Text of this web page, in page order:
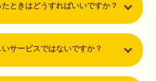
ときはどうすればいいですか？
サービスではないですか？